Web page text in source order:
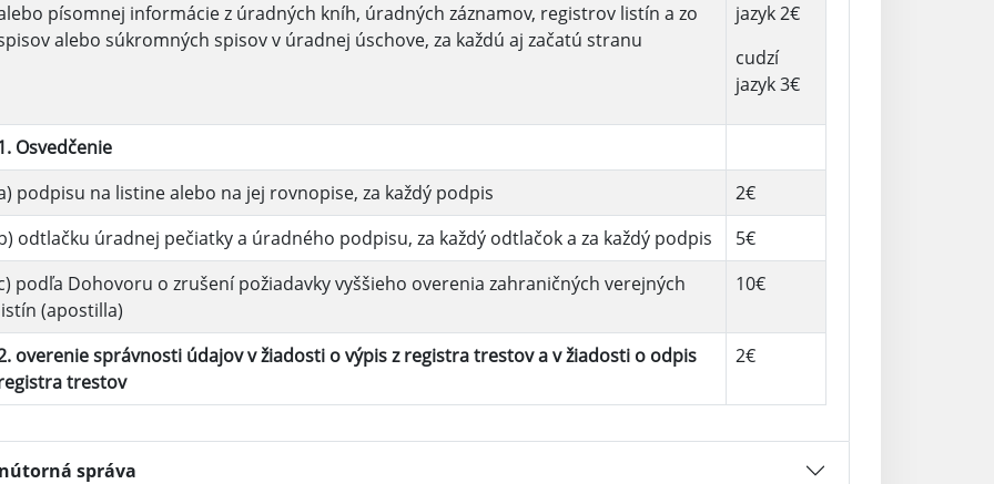
písomnej informácie z úradných kníh, úradných záznamov, registrov listín a zo
alebo súkromných spisov v úradnej úschove, za každú aj začatú stranu
jazyk 2€
cudzí
jazyk 3€
Osvedčenie
podpisu na listine alebo na jej rovnopise, za každý podpis
2€
odtlačku úradnej pečiatky a úradného podpisu, za každý odtlačok a za každý podpis
5€
podľa Dohovoru o zrušení požiadavky vyššieho overenia zahraničných verejných
(apostilla)
10€
overenie správnosti údajov v žiadosti o výpis z registra trestov a v žiadosti o odpis
trestov
2€
správa